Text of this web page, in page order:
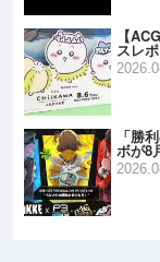
【
スレ
「勝
ボが8